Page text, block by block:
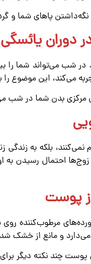
پاهای شما و
دوران یائسگی
شب می‌تواند شما را
می‌کند، این موضوع
بدن شما در شب
احتمال رسیدن به
پوست
مرطوب‌کننده
می‌دارد و مانع از
چند نکته دیگر برای